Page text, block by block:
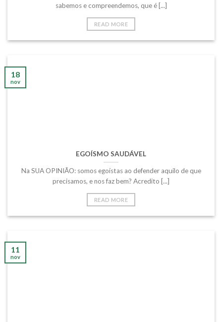
sabemos e compreendemos, que é [...]
READ MORE
EGOÍSMO SAUDÁVEL
Na SUA OPINIÃO: somos egoístas ao defender aquilo de que
precisamos, e nos faz bem? Acredito [...]
READ MORE
18
nov
11
nov